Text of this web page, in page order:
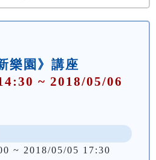
樂園》講座
~ 2018/05/06
~ 2018/05/05 17:30